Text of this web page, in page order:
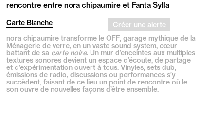
rencontre entre nora chipaumire et Fanta Sylla
Carte Blanche
Créer une alerte
nora chipaumire transforme le OFF, garage mythique de la
Ménagerie de verre, en un vaste sound system, cœur
battant de sa carte noire. Un mur d’enceintes aux multiples
textures sonores devient un espace d’écoute, de partage
et d’expérimentation ouvert à tous. Vinyles, sets dub,
émissions de radio, discussions ou performances s’y
succèdent, faisant de ce lieu un point de rencontre où le
son ouvre de nouvelles façons d’être ensemble.